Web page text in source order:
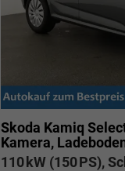
Skoda Kamiq
Kamera,
110 kW (150 PS),